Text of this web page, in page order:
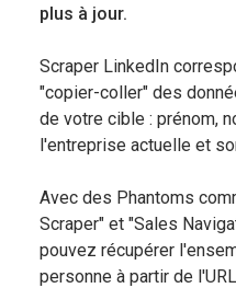
plus à jour.
Scraper LinkedIn
"copier-coller" des
de votre cible : prénom,
l'entreprise actuelle et
Avec des Phantoms
Scraper" et "Sales
pouvez récupérer
personne à partir de